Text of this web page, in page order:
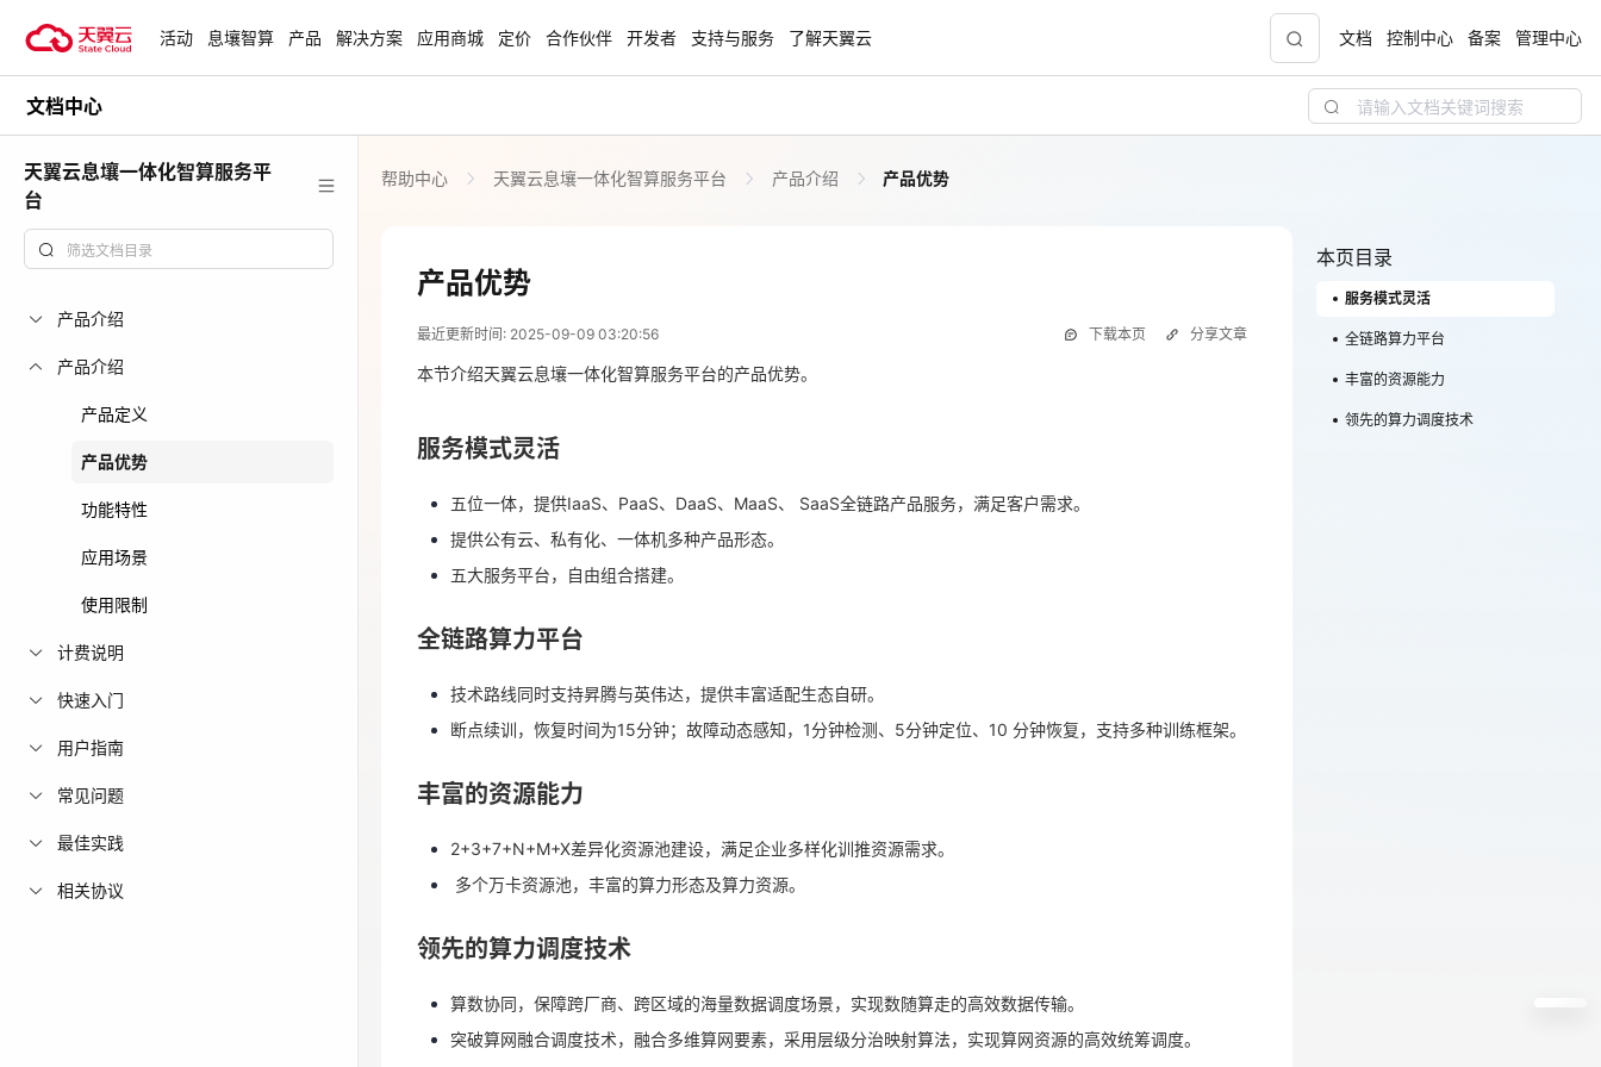
试用，产品折扣等，助您降本增
查看全部活动
安全隔离版OpenClaw NEW 聚力AI赋能 天翼云大模型专项
企业出海解决方案
助力您的业务扬帆出海，通达全球！
“一云多芯、一云多态”,国产化软件全面适配，
国产操作系统及硬件芯片支持丰富
国家云助力中小企业腾飞，高额上云补贴重磅
爆款云主机全场特惠，2核4G只要1.8折起！
免费活动
免费试用中心 HOT
活动 息壤智算 产品 解决方案 应用商城 定价 合作伙伴 开发者 支持与服务 了解天翼云 文档 控制中心 备案 管理中心
文档中心
天翼云息壤一体化智算服务平
台
产品介绍
产品介绍
产品定义
产品优势
功能特性
应用场景
使用限制
计费说明
快速入门
用户指南
常见问题
最佳实践
相关协议
帮助中心 天翼云息壤一体化智算服务平台 产品介绍 产品优势
产品优势
最近更新时间: 2025-09-09 03:20:56 下载本页
2025-09-08 19:20:56
服务模式灵活
提供公有云、私有化、一体机多种产品形态。
全链路算力平台
断点续训，恢复时间为15分钟；故障动态感知，1分钟检测、5分钟定位、10 分钟恢复，支持多种训练框架。
丰富的资源能力
多个万卡资源池，丰富的算力形态及算力资源。
领先的算力调度技术
突破算网融合调度技术，融合多维算网要素，采用层级分治映射算法，实现算网资源的高效统筹调度。
分享文章
本节介绍天翼云息壤一体化智算服务平台的产品优势。
服务模式灵活
五位一体，提供IaaS、PaaS、DaaS、MaaS、 SaaS全链路产品服务，满足客户需求。
提供公有云、私有化、一体机多种产品形态。
五大服务平台，自由组合搭建。
全链路算力平台
技术路线同时支持昇腾与英伟达，提供丰富适配生态自研。
断点续训，恢复时间为15分钟；故障动态感知，1分钟检测、5分钟定位、10 分钟恢复，支持多种训练框架。
丰富的资源能力
2+3+7+N+M+X差异化资源池建设，满足企业多样化训推资源需求。
多个万卡资源池，丰富的算力形态及算力资源。
领先的算力调度技术
算数协同，保障跨厂商、跨区域的海量数据调度场景，实现数随算走的高效数据传输。
突破算网融合调度技术，融合多维算网要素，采用层级分治映射算法，实现算网资源的高效统筹调度。
本页目录
服务模式灵活
全链路算力平台
丰富的资源能力
领先的算力调度技术